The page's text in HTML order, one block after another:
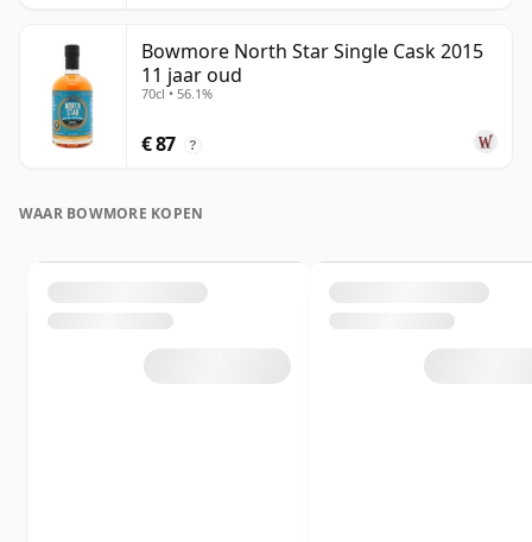
Bowmore North Star Single Cask 2015
11 jaar oud
70cl • 56.1%
€ 87 ?
WAAR BOWMORE KOPEN